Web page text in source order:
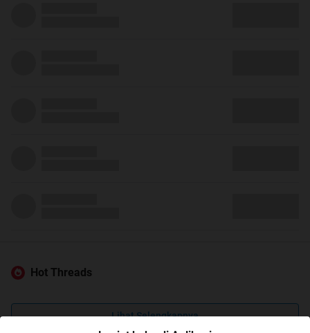
Hot Threads
Lihat Selengkapnya